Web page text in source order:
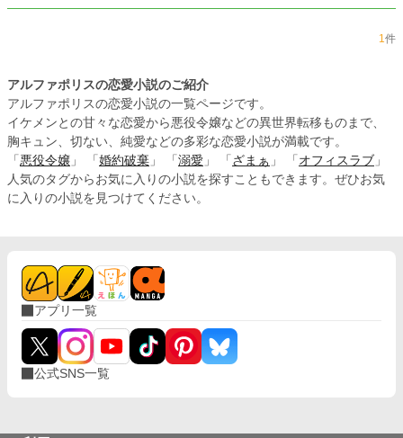
1件
アルファポリスの恋愛小説のご紹介
アルファポリスの恋愛小説の一覧ページです。
イケメンとの甘々な恋愛から悪役令嬢などの異世界転移ものまで、
胸キュン、切ない、純愛などの多彩な恋愛小説が満載です。
「 悪役令嬢 」 「 婚約破棄 」 「 溺愛 」 「 ざまぁ 」 「 オフィスラブ 」
人気のタグからお気に入りの小説を探すこともできます。ぜひお気
に入りの小説を見つけてください。
アプリ一覧
公式SNS一覧